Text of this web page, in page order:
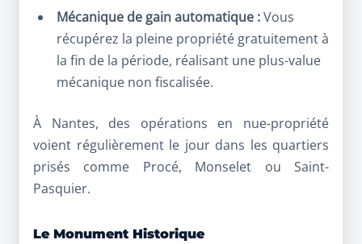
Mécanique de gain automatique :Vous
récupérez la pleine propriété gratuitement à
la fin de la période, réalisant une plus-value
mécanique non fiscalisée.
À Nantes, des opérations en nue-propriété
voient régulièrement le jour dans les quartiers
prisés comme Procé, Monselet ou Saint-
Pasquier.
Le Monument Historique